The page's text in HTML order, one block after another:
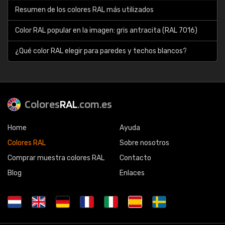
Resumen de los colores RAL más utilizados
Color RAL popular en la imagen: gris antracita (RAL 7016)
¿Qué color RAL elegir para paredes y techos blancos?
ColoresRAL.com.es
Home
Colores RAL
Comprar muestra colores RAL
Blog
Ayuda
Sobre nosotros
Contacto
Enlaces